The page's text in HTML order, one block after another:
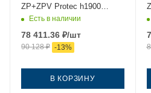
ZP+ZPV Protec h1900
130*75 06 07 130х75 стекло
вороненая сталь без
поддона
Есть в наличии
78 411.36 ₽/шт
90 128₽ -13%
В КОРЗИНУ